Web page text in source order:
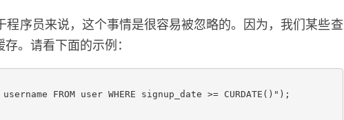
程序员来说，这个事情是很容易被忽略的。因为，我们某些查
。请看下面的示例：
FROM user WHERE signup_date >= CURDATE()");